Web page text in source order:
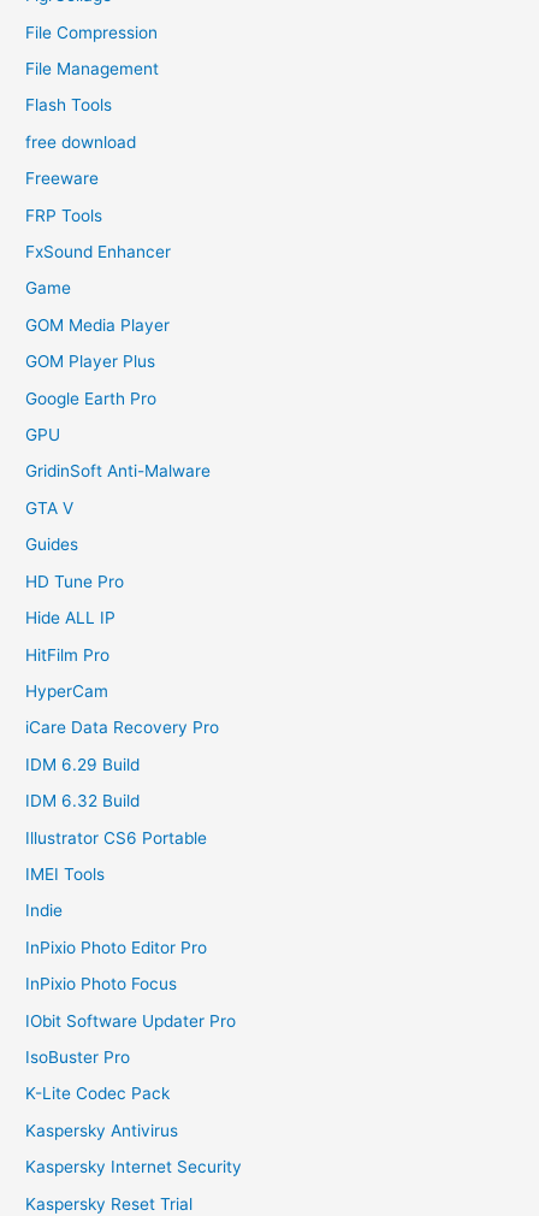
File Compression
File Management
Flash Tools
free download
Freeware
FRP Tools
FxSound Enhancer
Game
GOM Media Player
GOM Player Plus
Google Earth Pro
GPU
GridinSoft Anti-Malware
GTA V
Guides
HD Tune Pro
Hide ALL IP
HitFilm Pro
HyperCam
iCare Data Recovery Pro
IDM 6.29 Build
IDM 6.32 Build
Illustrator CS6 Portable
IMEI Tools
Indie
InPixio Photo Editor Pro
InPixio Photo Focus
IObit Software Updater Pro
IsoBuster Pro
K-Lite Codec Pack
Kaspersky Antivirus
Kaspersky Internet Security
Kaspersky Reset Trial